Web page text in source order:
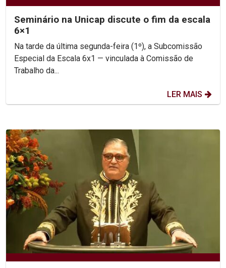
Seminário na Unicap discute o fim da escala
6×1
Na tarde da última segunda-feira (1º), a Subcomissão
Especial da Escala 6x1 — vinculada à Comissão de
Trabalho da...
LER MAIS